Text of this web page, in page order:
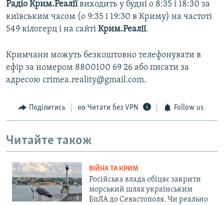
Радіо Крим.Реаліївиходить у будні о 8:35 і 18:30 за
київським часом (о 9:35 і 19:30 в Криму) на частоті
549 кілогерц і на сайті Крим.Реалії.
Кримчани можуть безкоштовно телефонувати в
ефір за номером 8800100 69 26 або писати за
адресою crimea.reality@gmail.com.
Поділитись Читати без VPN Follow us
Читайте також
ВІЙНА ТА КРИМ
Російська влада обіцяє закрити
морський шлях українським
БпЛА до Севастополя. Чи реально